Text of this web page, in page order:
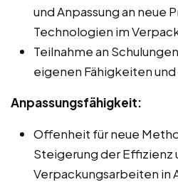
und Anpassung an neue
Technologien im
Teilnahme an
eigenen Fähigkeiten
Anpassungsfähigkeit:
Offenheit für neue
Steigerung der Effizienz
Verpackungsarbeiten in